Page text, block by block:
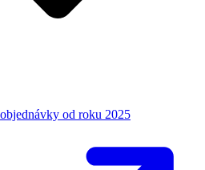
od roku 2025